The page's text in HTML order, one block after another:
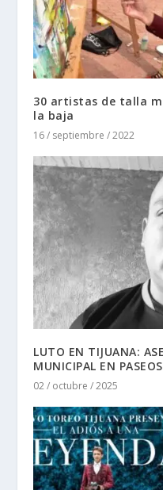
30 artistas de talla
la baja
16 / septiembre / 2022
LUTO EN TIJUANA:
MUNICIPAL EN
02 / octubre / 2025